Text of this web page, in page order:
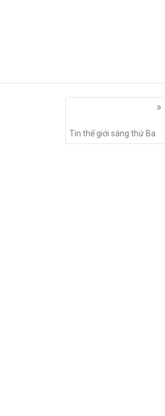
Tin thế giới sáng thứ Ba